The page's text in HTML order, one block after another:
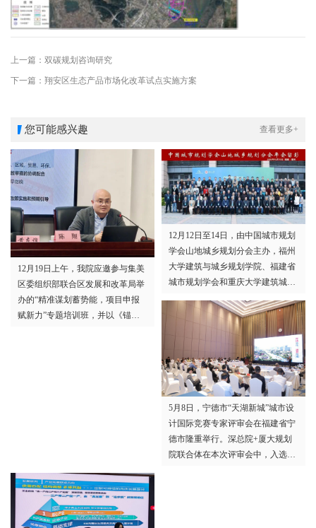
上一篇：双碳规划咨询研究
下一篇：翔安区生态产品市场化改革试点实施方案
您可能感兴趣 查看更多+
12月19日上午，我院应邀参与集美
区委组织部联合区发展和改革局举
办的“精准谋划蓄势能，项目申报
赋新力”专题培训班，并以《锚
12月12日至14日，由中国城市规划
学会山地城乡规划分会主办，福州
大学建筑与城乡规划学院、福建省
城市规划学会和重庆大学建筑城规
会山地城乡规划分会年会在福建福
州召开。厦门大学规划设计研究院
积极组织专业技术人员参加年会并
在相关论坛进行专题报告和学术交
流。
5月8日，宁德市“天湖新城”城市设
计国际竞赛专家评审会在福建省宁
德市隆重举行。深总院+厦大规划
院联合体在本次评审会中，入选前